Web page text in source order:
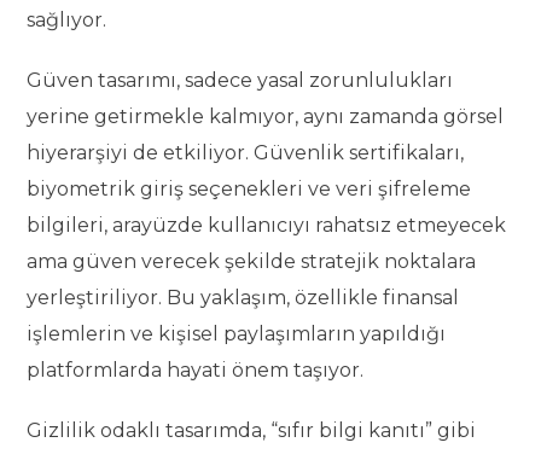
sağlıyor.
Güven tasarımı, sadece yasal zorunlulukları
yerine getirmekle kalmıyor, aynı zamanda görsel
hiyerarşiyi de etkiliyor. Güvenlik sertifikaları,
biyometrik giriş seçenekleri ve veri şifreleme
bilgileri, arayüzde kullanıcıyı rahatsız etmeyecek
ama güven verecek şekilde stratejik noktalara
yerleştiriliyor. Bu yaklaşım, özellikle finansal
işlemlerin ve kişisel paylaşımların yapıldığı
platformlarda hayati önem taşıyor.
Gizlilik odaklı tasarımda, “sıfır bilgi kanıtı” gibi